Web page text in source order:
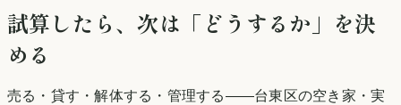
試算したら、次は「どうするか」を決
める
売る・貸す・解体する・管理する——台東区の空き家・実